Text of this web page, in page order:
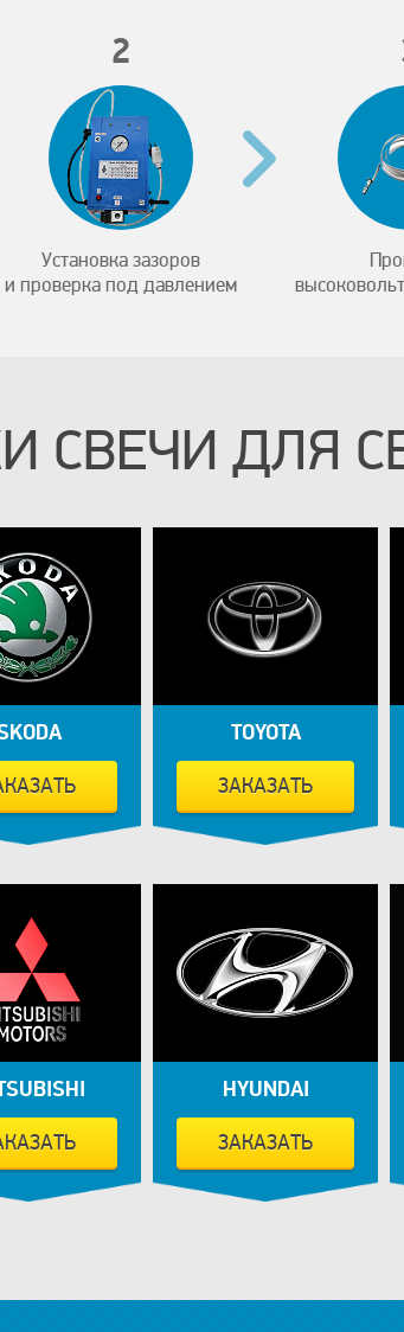
2
Установка зазоров
и проверка под давлением
СВЕЧИ ДЛЯ
TOYOTA
ЗАКАЗАТЬ
HYUNDAI
ЗАКАЗАТЬ